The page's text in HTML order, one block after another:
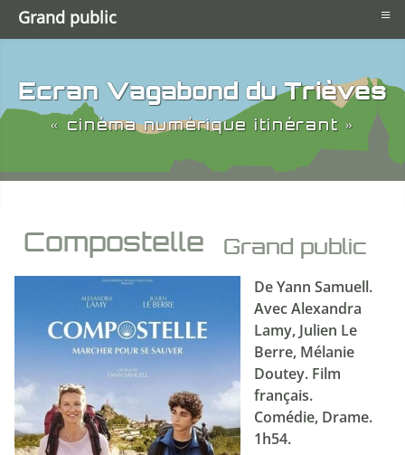
Ecran Vagabond du Trièves
« cinéma numérique itinérant »
Grand public
Compostelle
De Yann Samuell.
Avec Alexandra
Lamy, Julien Le
Berre, Mélanie
Doutey. Film
français.
Comédie, Drame.
1h54.
Grand public ≡